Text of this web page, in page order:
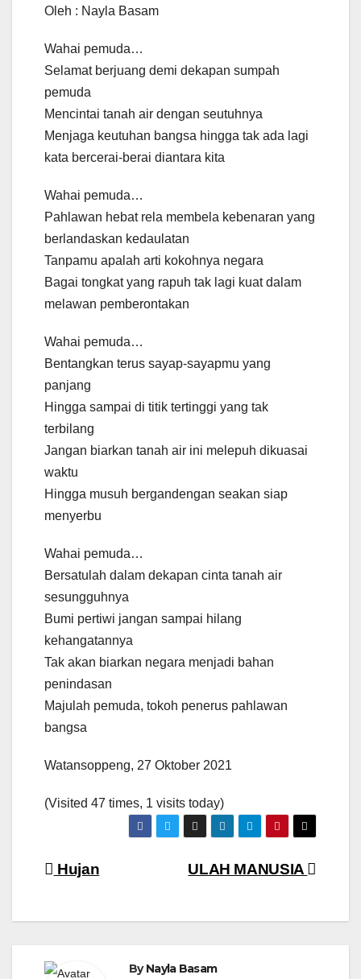
Oleh : Nayla Basam
Wahai pemuda…
Selamat berjuang demi dekapan sumpah
pemuda
Mencintai tanah air dengan seutuhnya
Menjaga keutuhan bangsa hingga tak ada lagi
kata bercerai-berai diantara kita
Wahai pemuda…
Pahlawan hebat rela membela kebenaran yang
berlandaskan kedaulatan
Tanpamu apalah arti kokohnya negara
Bagai tongkat yang rapuh tak lagi kuat dalam
melawan pemberontakan
Wahai pemuda…
Bentangkan terus sayap-sayapmu yang
panjang
Hingga sampai di titik tertinggi yang tak
terbilang
Jangan biarkan tanah air ini melepuh dikuasai
waktu
Hingga musuh bergandengan seakan siap
menyerbu
Wahai pemuda…
Bersatulah dalam dekapan cinta tanah air
sesungguhnya
Bumi pertiwi jangan sampai hilang
kehangatannya
Tak akan biarkan negara menjadi bahan
penindasan
Majulah pemuda, tokoh penerus pahlawan
bangsa
Watansoppeng, 27 Oktober 2021
(Visited 47 times, 1 visits today)
Navigasi
ULAH MANUSIA
Hujan
ByNayla Basam